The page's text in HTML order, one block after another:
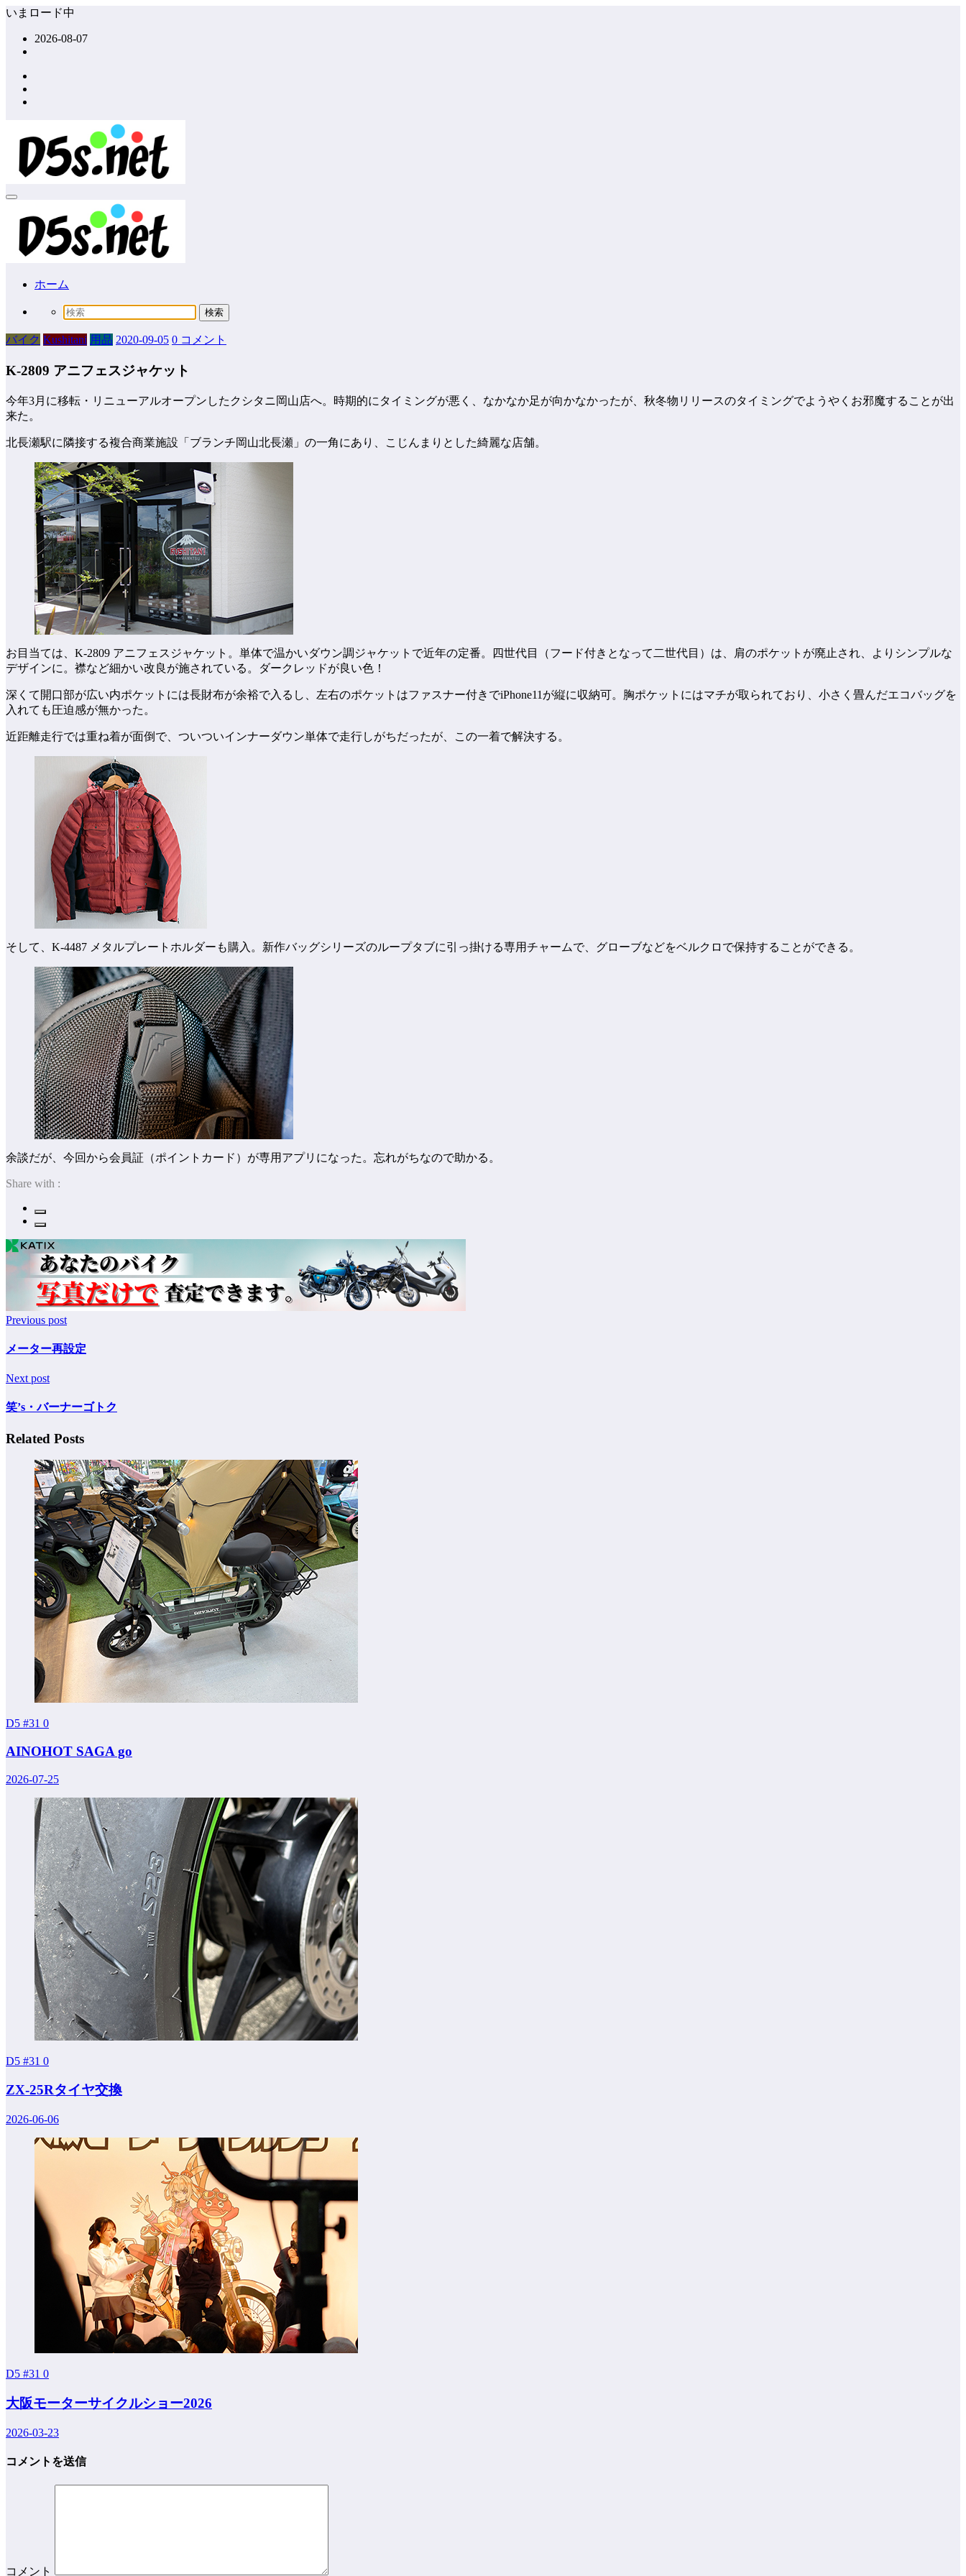
コ
いまロード中
2026-08-07
ホーム
バイク Kushitani 用品 2020-09-05 0 コメント
K-2809 アニフェスジャケット
今年3月に移転・リニューアルオープンしたクシタニ岡山店へ。時期的にタイミングが悪く、なかなか足が向かなかったが、秋冬物リリースのタイミングでようやくお邪魔することが出
来た。
北長瀬駅に隣接する複合商業施設「ブランチ岡山北長瀬」の一角にあり、こじんまりとした綺麗な店舗。
お目当ては、K-2809 アニフェスジャケット。単体で温かいダウン調ジャケットで近年の定番。四世代目（フード付きとなって二世代目）は、肩のポケットが廃止され、よりシンプルな
デザインに。襟など細かい改良が施されている。ダークレッドが良い色！
深くて開口部が広い内ポケットには長財布が余裕で入るし、左右のポケットはファスナー付きでiPhone11が縦に収納可。胸ポケットにはマチが取られており、小さく畳んだエコバッグを
入れても圧迫感が無かった。
近距離走行では重ね着が面倒で、ついついインナーダウン単体で走行しがちだったが、この一着で解決する。
そして、K-4487 メタルプレートホルダーも購入。新作バッグシリーズのループタブに引っ掛ける専用チャームで、グローブなどをベルクロで保持することができる。
余談だが、今回から会員証（ポイントカード）が専用アプリになった。忘れがちなので助かる。
Share with :
Previous post
メーター再設定
Next post
笑’s・バーナーゴトク
Related Posts
D5 #31 0
AINOHOT SAGA go
2026-07-25
D5 #31 0
ZX-25Rタイヤ交換
2026-06-06
D5 #31 0
大阪モーターサイクルショー2026
2026-03-23
コメントを送信
コメント